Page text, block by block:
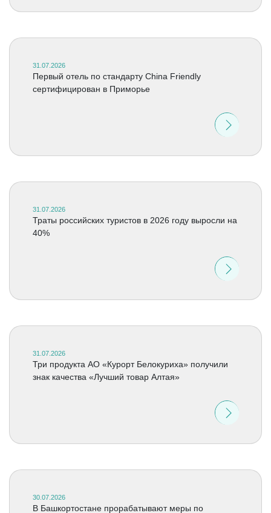
31.07.2026
Первый отель по стандарту China Friendly
сертифицирован в Приморье
31.07.2026
Траты российских туристов в 2026 году выросли на
40%
31.07.2026
Три продукта АО «Курорт Белокуриха» получили
знак качества «Лучший товар Алтая»
30.07.2026
В Башкортостане прорабатывают меры по